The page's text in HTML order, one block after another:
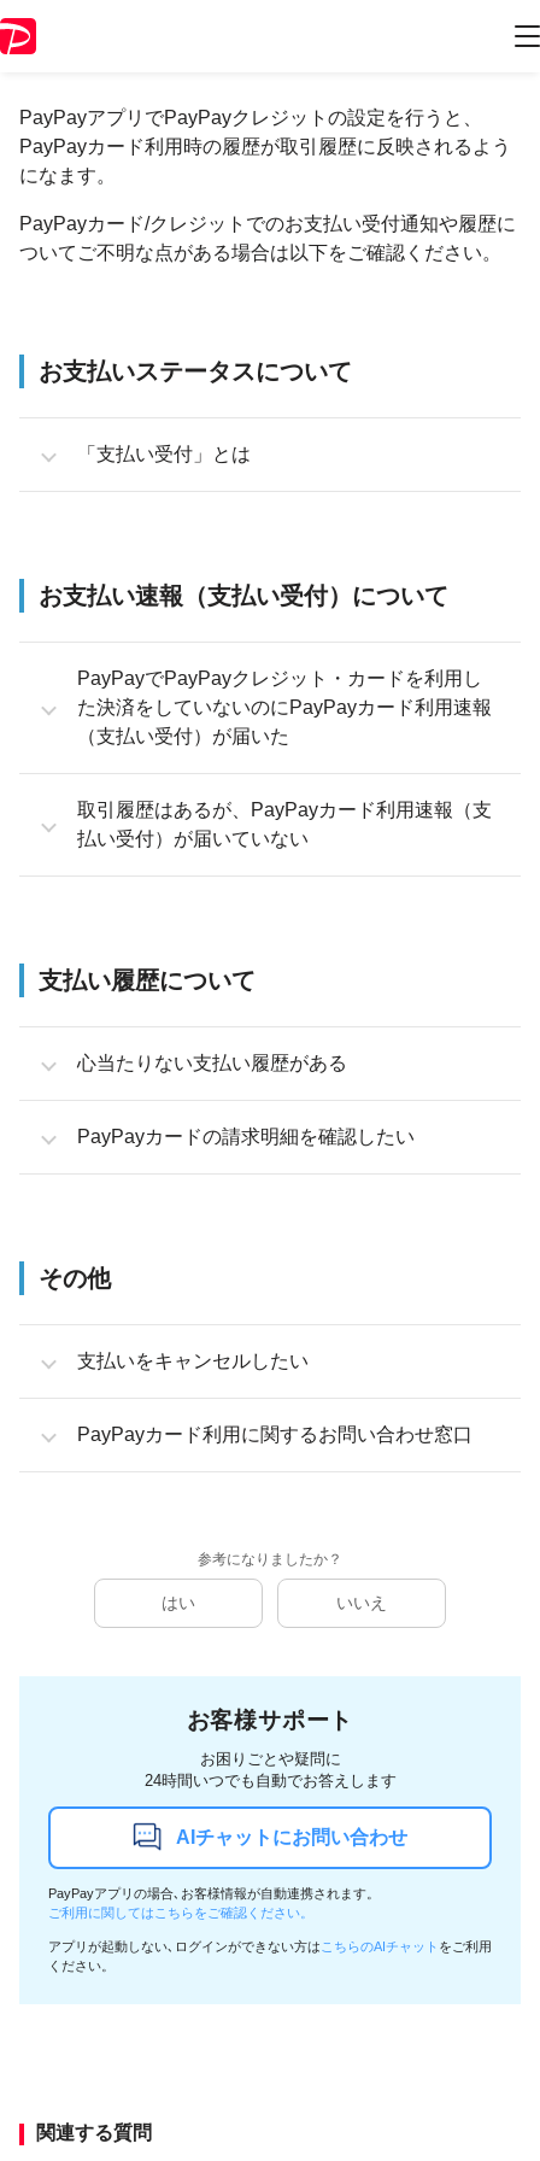
PayPayアプリでPayPayクレジットの設定を行うと、
PayPayカード利用時の履歴が取引履歴に反映されるよう
になます。
PayPayカード/クレジットでのお支払い受付通知や履歴に
ついてご不明な点がある場合は以下をご確認ください。
お支払いステータスについて
「支払い受付」とは
お支払い速報（支払い受付）について
PayPayでPayPayクレジット・カードを利用し
た決済をしていないのにPayPayカード利用速報
（支払い受付）が届いた
取引履歴はあるが、PayPayカード利用速報（支
払い受付）が届いていない
支払い履歴について
心当たりない支払い履歴がある
PayPayカードの請求明細を確認したい
その他
支払いをキャンセルしたい
PayPayカード利用に関するお問い合わせ窓口
参考になりましたか？
はい いいえ
お客様サポート
お困りごとや疑問に
24時間いつでも自動でお答えします
AIチャットにお問い合わせ
PayPayアプリの場合､お客様情報が自動連携されます。
ご利用に関してはこちらをご確認ください。
アプリが起動しない､ログインができない方は こちらのAIチャット をご利用
ください。
関連する質問